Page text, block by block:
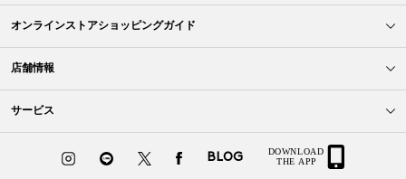
オンラインストアショッピングガイド
店舗情報
サービス
BLOG